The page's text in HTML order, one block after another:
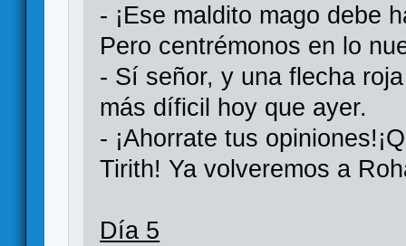
- ¡Ese maldito mago debe
Pero centrémonos en lo
- Sí señor, y una flecha
más díficil hoy que ayer.
- ¡Ahorrate tus
Tirith! Ya volveremos a
Día 5